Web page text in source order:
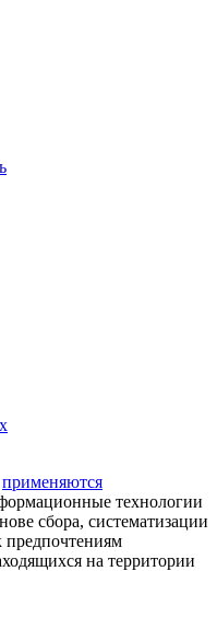
применяются
технологии
сбора, систематизации
предпочтениям
на территории